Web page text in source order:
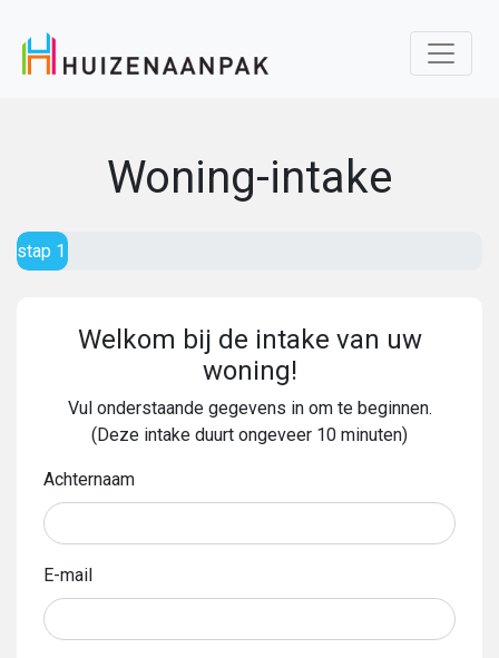
Woning-intake
stap 1 / 22
Welkom bij de intake van uw
woning!
Vul onderstaande gegevens in om te beginnen.
(Deze intake duurt ongeveer 10 minuten)
Achternaam
E-mail